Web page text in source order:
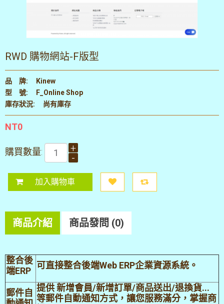
RWD 購物網站-F版型
品 牌:
Kinew
型 號:
F_Online Shop
庫存狀況:
尚有庫存
NT0
購買數量: +
-
商品介紹 商品發問 (0)
整合後
端ERP
可直接整合後端Web ERP企業資源系統。
郵件自 提供 新增會員/新增訂單/商品送出/退換貨...
等郵件自動通知方式，讓您服務滿分，掌握商